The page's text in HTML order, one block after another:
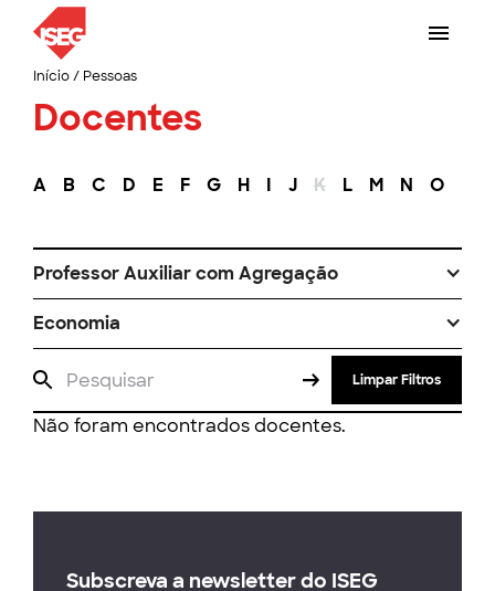
Início/ Pessoas
Docentes
A B C D E F G H I J K L M N O
Professor Auxiliar com Agregação
Economia
Limpar Filtros
Não foram encontrados docentes.
Subscreva a newsletter do ISEG